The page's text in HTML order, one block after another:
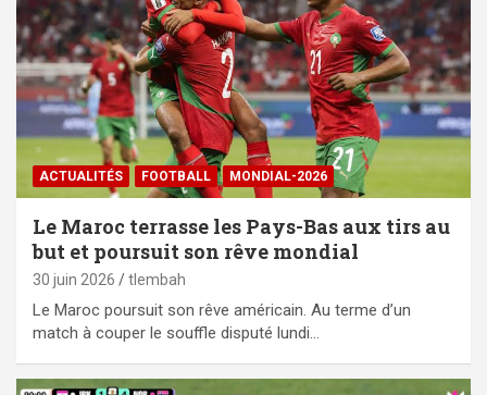
ACTUALITÉS FOOTBALL MONDIAL-2026
Le Maroc terrasse les Pays-Bas aux tirs au
but et poursuit son rêve mondial
30 juin 2026 tlembah
Le Maroc poursuit son rêve américain. Au terme d’un
match à couper le souffle disputé lundi…